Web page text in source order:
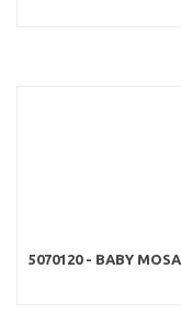
5070120 - BABY